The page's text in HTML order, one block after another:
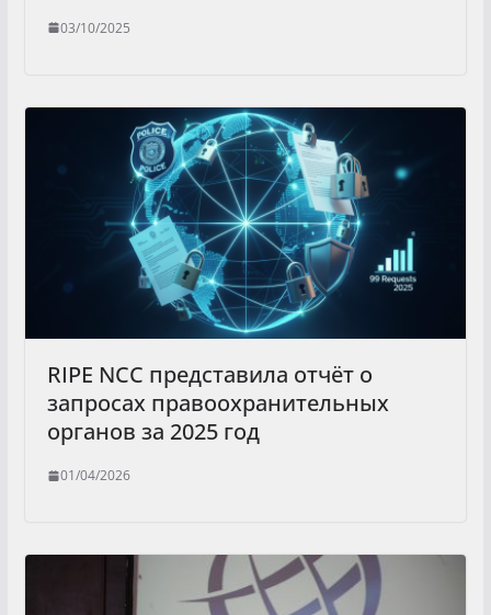
03/10/2025
RIPE NCC представила отчёт о
запросах правоохранительных
органов за 2025 год
01/04/2026